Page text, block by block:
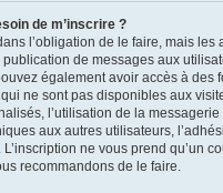
de m’inscrire ?
l’obligation de le faire, mais
de messages aux
également avoir accès à des
ne sont pas disponibles aux
l’utilisation de la messagerie
aux autres utilisateurs,
L’inscription ne vous prend qu’un
recommandons de le faire.